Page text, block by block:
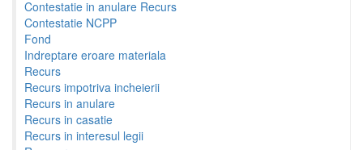
Contestatie in anulare Recurs
Contestatie NCPP
Fond
Indreptare eroare materiala
Recurs
Recurs impotriva incheierii
Recurs in anulare
Recurs in casatie
Recurs in interesul legii